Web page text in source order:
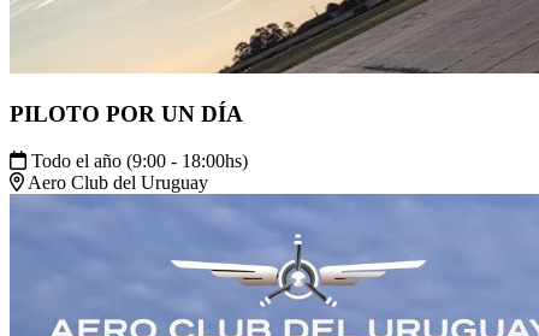
PILOTO POR UN DÍA
Todo el año (9:00 - 18:00hs)
Aero Club del Uruguay